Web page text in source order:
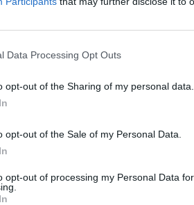
Data Processing Opt Outs
opt-out of the Sharing of my personal data.
opt-out of the Sale of my Personal Data.
opt-out of processing my Personal Data
de 2025 con un
año se dio a conocer
acometer diferentes
infraestructuras y servicios
libremente a cualquier
expedientes para desarrollar